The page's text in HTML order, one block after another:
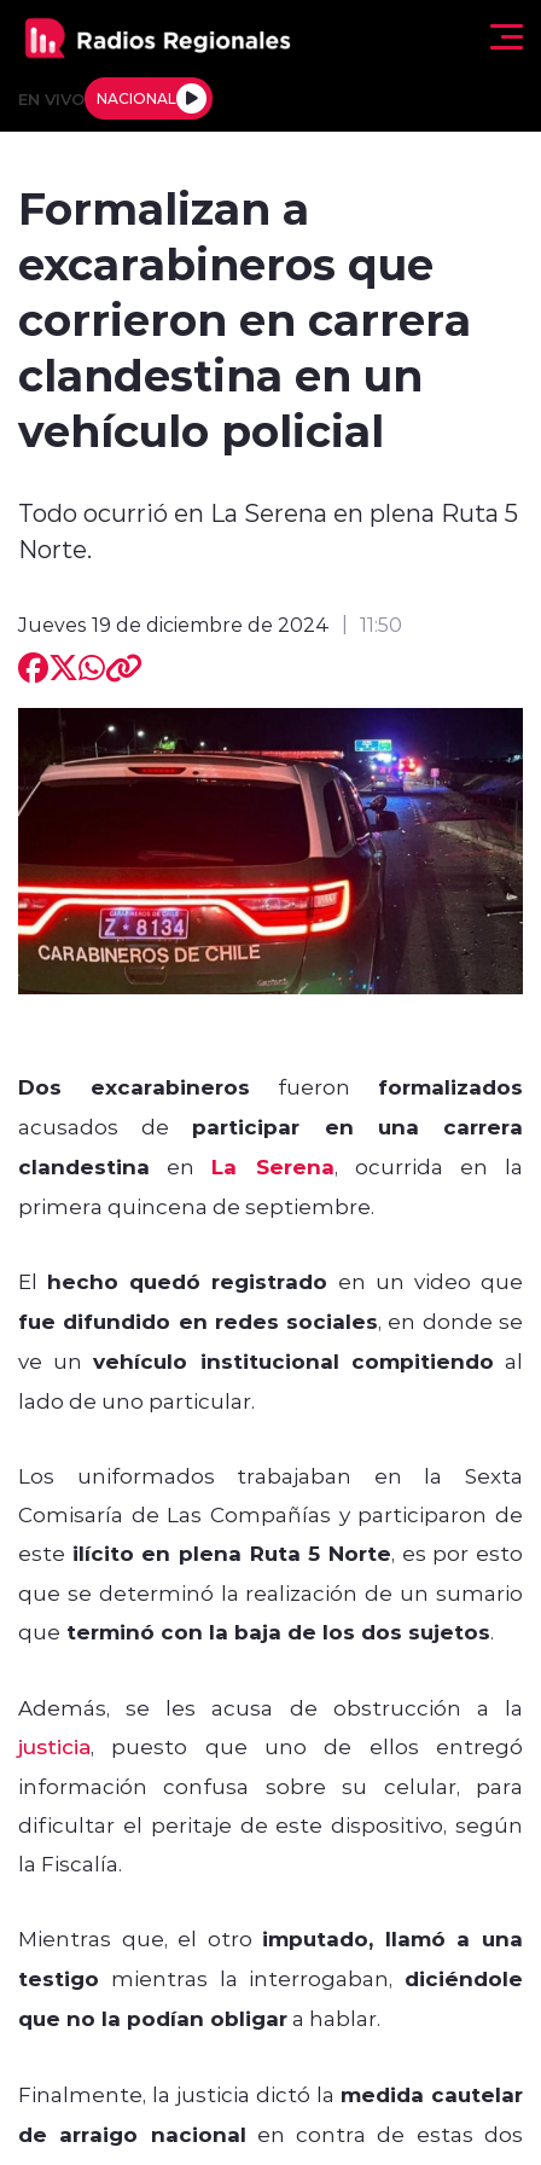
EN VIVO NACIONAL
Tendencias
Deportes
Internacional
Entrevistas
modo claro
Formalizan a
excarabineros que
corrieron en carrera
clandestina en un
vehículo policial
Todo ocurrió en La Serena en plena Ruta 5
Norte.
Jueves 19 de diciembre de 2024 11:50
Dos excarabineros fueron formalizados
acusados de participar en una carrera
clandestina en La Serena, ocurrida en la
primera quincena de septiembre.
El hecho quedó registrado en un video que
fue difundido en redes sociales, en donde se
ve unvehículo institucional compitiendo al
lado de uno particular.
Los uniformados trabajaban en la Sexta
Comisaría de Las Compañías y participaron de
este ilícito en plena Ruta 5 Norte, es por esto
que se determinó la realización de un sumario
que terminó con la baja de los dos sujetos.
Además, se les acusa de obstrucción a la
justicia, puesto que uno de ellos entregó
información confusa sobre su celular, para
dificultar el peritaje de este dispositivo, según
la Fiscalía.
Mientras que, el otro imputado, llamó a una
testigo mientras la interrogaban, diciéndole
que no la podían obligara hablar.
Finalmente, la justicia dictó la medida cautelar
de arraigo nacional en contra de estas dos